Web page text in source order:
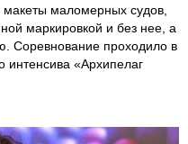
маломерных судов,
маркировкой и без нее, а
Соревнование проходило в
интенсива «Архипелаг